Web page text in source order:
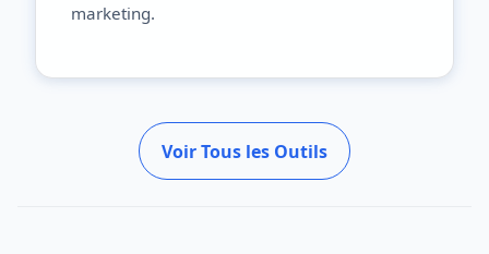
marketing.
Voir Tous les Outils